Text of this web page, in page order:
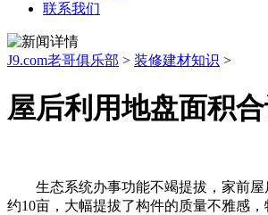
联系我们
J9.com老哥俱乐部 > 装修建材知识 >
屋后利用地盘面积
生态系统办事功能不竭提拔，家前屋
约10亩，大幅提拔了构件的质量不雅感